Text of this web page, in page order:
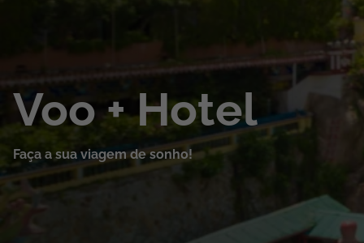
Cruzeiros
Promoções
Especialistas
Cheque Viagem
Voo + Hotel
Faça a sua viagem de sonho!